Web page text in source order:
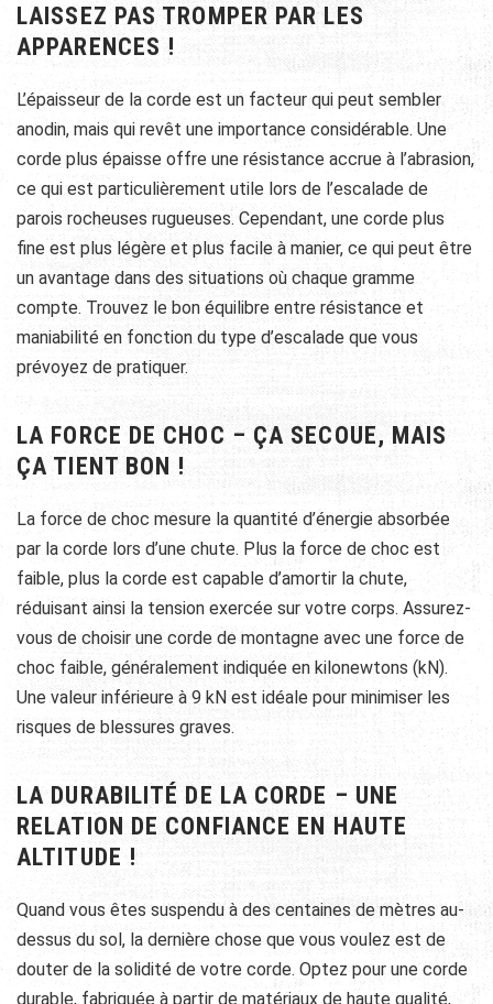
LAISSEZ PAS TROMPER PAR LES
APPARENCES !
L’épaisseur de la corde est un facteur qui peut sembler
anodin, mais qui revêt une importance considérable. Une
corde plus épaisse offre une résistance accrue à l’abrasion,
ce qui est particulièrement utile lors de l’escalade de
parois rocheuses rugueuses. Cependant, une corde plus
fine est plus légère et plus facile à manier, ce qui peut être
un avantage dans des situations où chaque gramme
compte. Trouvez le bon équilibre entre résistance et
maniabilité en fonction du type d’escalade que vous
prévoyez de pratiquer.
LA FORCE DE CHOC – ÇA SECOUE, MAIS
ÇA TIENT BON !
La force de choc mesure la quantité d’énergie absorbée
par la corde lors d’une chute. Plus la force de choc est
faible, plus la corde est capable d’amortir la chute,
réduisant ainsi la tension exercée sur votre corps. Assurez-
vous de choisir une corde de montagne avec une force de
choc faible, généralement indiquée en kilonewtons (kN).
Une valeur inférieure à 9 kN est idéale pour minimiser les
risques de blessures graves.
LA DURABILITÉ DE LA CORDE – UNE
RELATION DE CONFIANCE EN HAUTE
ALTITUDE !
Quand vous êtes suspendu à des centaines de mètres au-
dessus du sol, la dernière chose que vous voulez est de
douter de la solidité de votre corde. Optez pour une corde
durable, fabriquée à partir de matériaux de haute qualité,